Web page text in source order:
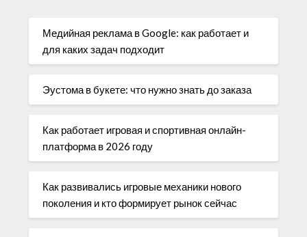
Медийная реклама в Google: как работает и
для каких задач подходит
Эустома в букете: что нужно знать до заказа
Как работает игровая и спортивная онлайн-
платформа в 2026 году
Как развивались игровые механики нового
поколения и кто формирует рынок сейчас